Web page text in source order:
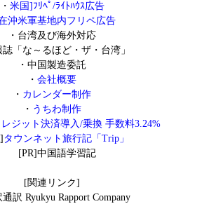
・ 米国]ﾌﾘﾍﾟ/ﾗｲﾄﾊｳｽ広告
沖米軍基地内フリペ広告
・ 台湾及び海外対応
誌「な～るほど・ザ・台湾」
・ 中国製造委託
・ 会社概要
・ カレンダー制作
・ うちわ制作
ジット決済導入/乗換 手数料3.24%
タウンネット旅行記「Trip」
[PR]中国語学習記
[関連リンク]
訳 Ryukyu Rapport Company